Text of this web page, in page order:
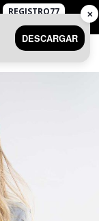
REGISTRO77
DESCARGAR
✕